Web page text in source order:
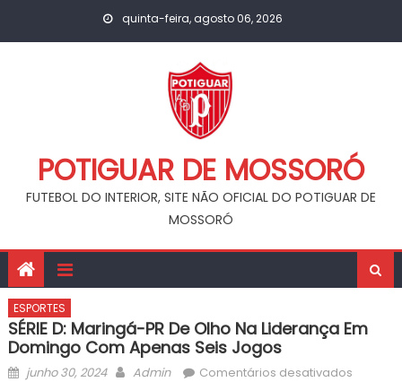
quinta-feira, agosto 06, 2026
POTIGUAR DE MOSSORÓ
FUTEBOL DO INTERIOR, SITE NÃO OFICIAL DO POTIGUAR DE
MOSSORÓ
ESPORTES
SÉRIE D: Maringá-PR De Olho Na Liderança Em
Domingo Com Apenas Seis Jogos
Posted
junho 30, 2024 Author
Admin Comentários desativadosem